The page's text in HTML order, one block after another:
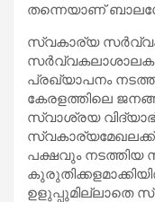
തന്നെയാണ്
സ്വകാര്യ
പ്രഖ്യാപനം
കേരളത്തിലെ
സ്വാശ്രയ
പക്ഷവും നടത്തിയ
ഉളുപ്പുമില്ലാതെ